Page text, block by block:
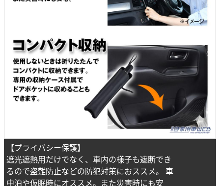
【プライバシー保護】
遮光遮熱用だけでなく、車内の様子も遮断でき
るので盗難防止などの防犯対策におススメ。 車
中泊や仮眠時にオススメ。また災害時にも安